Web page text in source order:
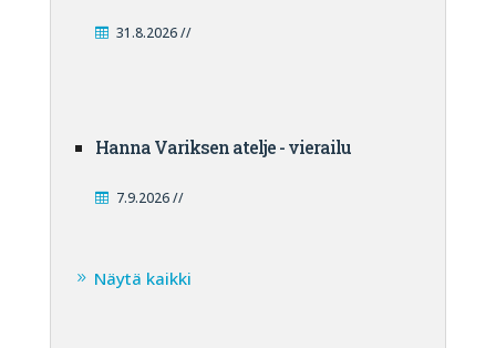
31.8.2026 //
Hanna Variksen atelje - vierailu
7.9.2026 //
Näytä kaikki